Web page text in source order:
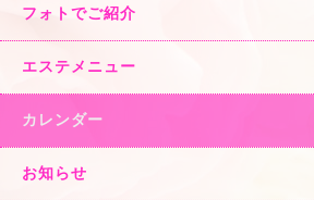
フォトでご紹介
エステメニュー
カレンダー
お知らせ